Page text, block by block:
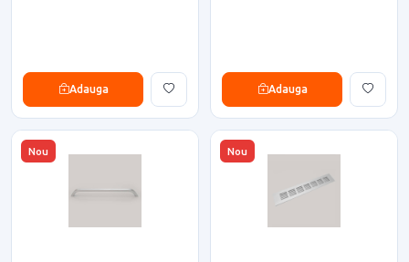
Adauga Adauga
Nou Nou